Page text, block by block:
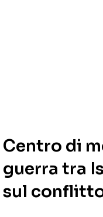
Centro di
guerra tra
sul